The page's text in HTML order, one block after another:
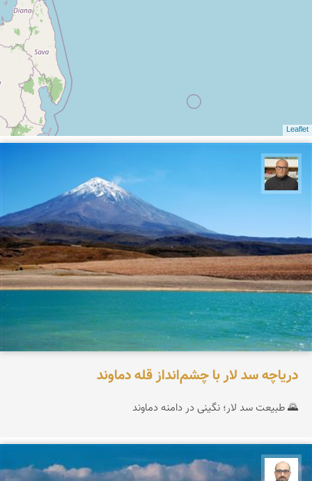
Leaflet
دریاچه سد لار با چشم‌انداز قله دماوند
🌄 طبیعت سد لار؛ نگینی در دامنه دماوند
بابک ارجمندی